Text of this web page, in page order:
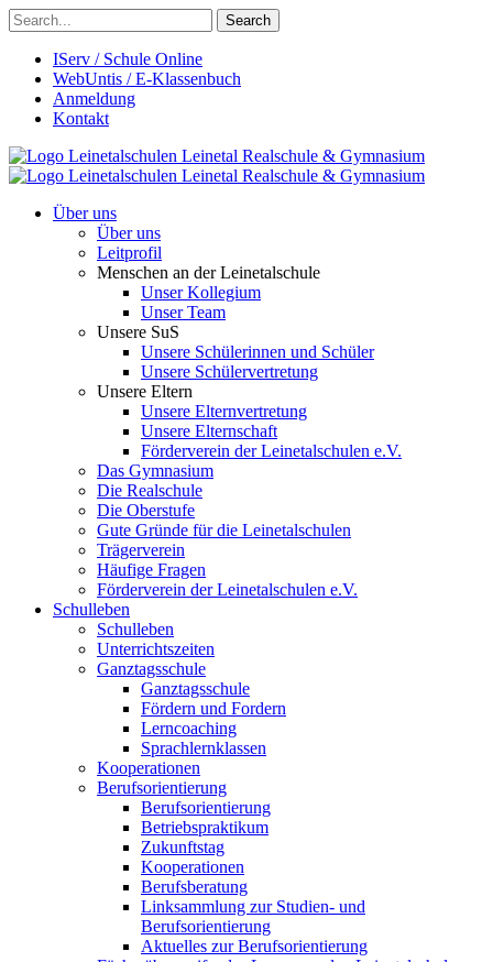
Search
IServ / Schule Online
WebUntis / E-Klassenbuch
Anmeldung
Kontakt
Leinetalschulen Leinetal Realschule & Gymnasium
Leinetalschulen Leinetal Realschule & Gymnasium
Über uns
Über uns
Leitprofil
Menschen an der Leinetalschule
Unser Kollegium
Unser Team
Unsere SuS
Unsere Schülerinnen und Schüler
Unsere Schülervertretung
Unsere Eltern
Unsere Elternvertretung
Unsere Elternschaft
Förderverein der Leinetalschulen e.V.
Das Gymnasium
Die Realschule
Die Oberstufe
Gute Gründe für die Leinetalschulen
Trägerverein
Häufige Fragen
Förderverein der Leinetalschulen e.V.
Schulleben
Schulleben
Unterrichtszeiten
Ganztagsschule
Ganztagsschule
Fördern und Fordern
Lerncoaching
Sprachlernklassen
Kooperationen
Berufsorientierung
Berufsorientierung
Betriebspraktikum
Zukunftstag
Kooperationen
Berufsberatung
Linksammlung zur Studien- und
Berufsorientierung
Aktuelles zur Berufsorientierung